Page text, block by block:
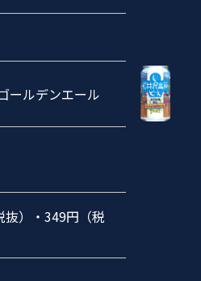
ールデンエール
抜）・349円（税